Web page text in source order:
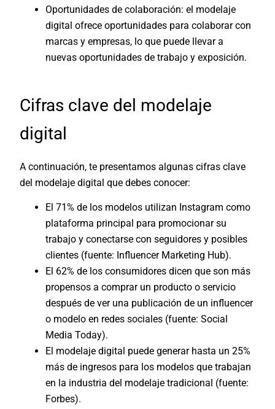
Oportunidades de colaboración: el modelaje
digital ofrece oportunidades para colaborar con
marcas y empresas, lo que puede llevar a
nuevas oportunidades de trabajo y exposición.
Cifras clave del modelaje
digital
A continuación, te presentamos algunas cifras clave
del modelaje digital que debes conocer:
El 71% de los modelos utilizan Instagram como
plataforma principal para promocionar su
trabajo y conectarse con seguidores y posibles
clientes (fuente: Influencer Marketing Hub).
El 62% de los consumidores dicen que son más
propensos a comprar un producto o servicio
después de ver una publicación de un influencer
o modelo en redes sociales (fuente:Social
Media Today).
El modelaje digital puede generar hasta un 25%
más de ingresos para los modelos que trabajan
en la industria del modelaje tradicional (fuente:
Forbes).